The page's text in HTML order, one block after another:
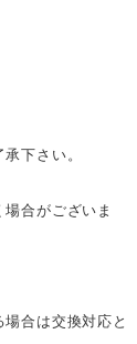
下さい。
合がございま
合は交換対応と